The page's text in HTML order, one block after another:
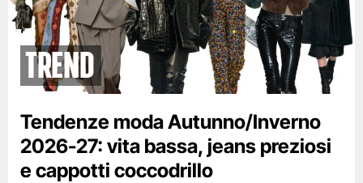
Trend
Tendenze moda Autunno/Inverno
2026-27: vita bassa, jeans preziosi
e cappotti coccodrillo